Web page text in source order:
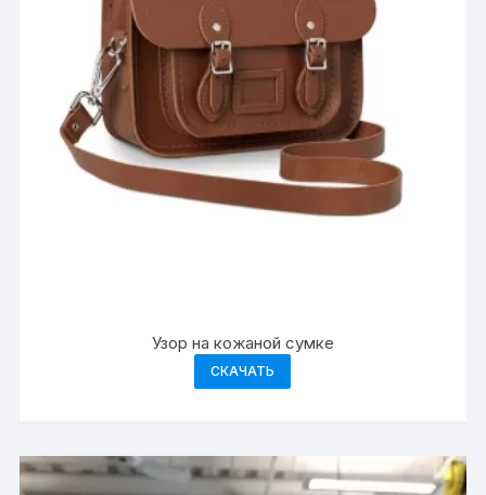
Узор на кожаной сумке
СКАЧАТЬ